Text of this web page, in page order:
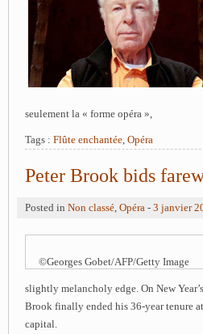
seulement la « forme opéra »,
Tags : Flûte enchantée Opéra
Peter Brook bids
Posted in Non classé Opéra - 3 janvier
©Georges Gobet/AFP/Getty Image
slightly melancholy edge. On New
Brook finally ended his 36-year tenure
capital.